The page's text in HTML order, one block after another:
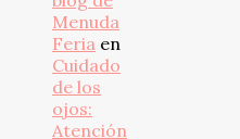
Menuda
Feria en
Cuidado
de los
ojos:
Atención